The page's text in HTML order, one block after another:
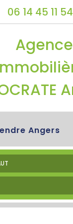
06 14 45 11 54
Angers